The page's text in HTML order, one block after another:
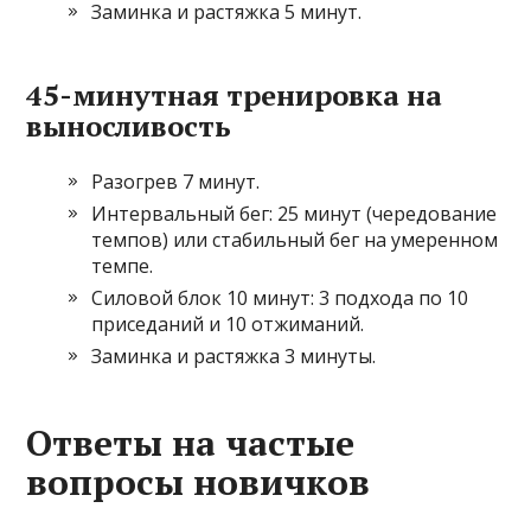
Заминка и растяжка 5 минут.
45-минутная тренировка на
выносливость
Разогрев 7 минут.
Интервальный бег: 25 минут (чередование
темпов) или стабильный бег на умеренном
темпе.
Силовой блок 10 минут: 3 подхода по 10
приседаний и 10 отжиманий.
Заминка и растяжка 3 минуты.
Ответы на частые
вопросы новичков